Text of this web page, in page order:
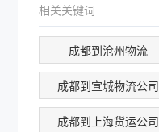
相关关键词
成都到沧州物流
成都到宣城物流公司
成都到上海货运公司